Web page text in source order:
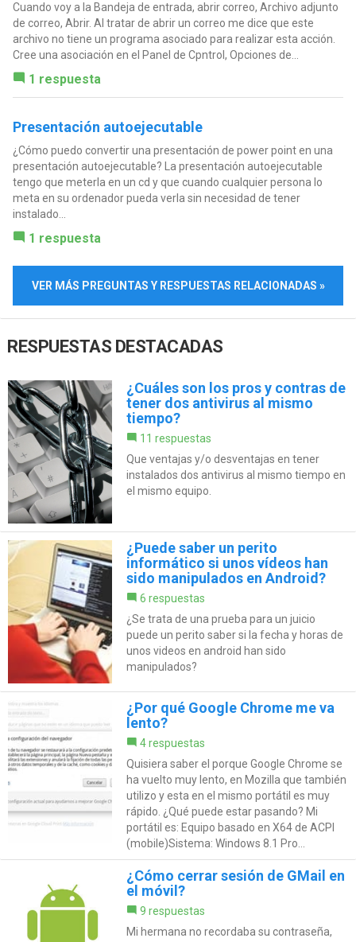
Cuando voy a la Bandeja de entrada, abrir correo, Archivo adjunto
de correo, Abrir. Al tratar de abrir un correo me dice que este
archivo no tiene un programa asociado para realizar esta acción.
Cree una asociación en el Panel de Cpntrol, Opciones de...
1 respuesta
Presentación autoejecutable
¿Cómo puedo convertir una presentación de power point en una
presentación autoejecutable? La presentación autoejecutable
tengo que meterla en un cd y que cuando cualquier persona lo
meta en su ordenador pueda verla sin necesidad de tener
instalado...
1 respuesta
VER MÁS PREGUNTAS Y RESPUESTAS RELACIONADAS »
RESPUESTAS DESTACADAS
¿Cuáles son los pros y contras de
tener dos antivirus al mismo
tiempo?
11 respuestas
Que ventajas y/o desventajas en tener
instalados dos antivirus al mismo tiempo en
el mismo equipo.
¿Puede saber un perito
informático si unos vídeos han
sido manipulados en Android?
6 respuestas
¿Se trata de una prueba para un juicio
puede un perito saber si la fecha y horas de
unos videos en android han sido
manipulados?
¿Por qué Google Chrome me va
lento?
4 respuestas
Quisiera saber el porque Google Chrome se
ha vuelto muy lento, en Mozilla que también
utilizo y esta en el mismo portátil es muy
rápido. ¿Qué puede estar pasando? Mi
portátil es: Equipo basado en X64 de ACPI
(mobile)Sistema: Windows 8.1 Pro...
¿Cómo cerrar sesión de GMail en
el móvil?
9 respuestas
Mi hermana no recordaba su contraseña,